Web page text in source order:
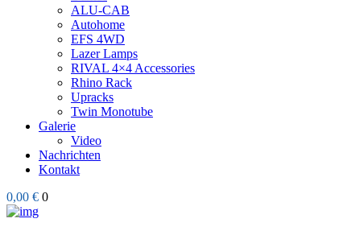
ALU-CAB
Autohome
EFS 4WD
Lazer Lamps
RIVAL 4×4 Accessories
Rhino Rack
Upracks
Twin Monotube
Galerie
Video
Nachrichten
Kontakt
0,00 € 0